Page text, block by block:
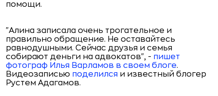
помощи.
"Алина записала очень трогательное и
правильно обращение. Не оставайтесь
равнодушными. Сейчас друзья и семья
собирают деньги на адвокатов", - пишет
фотограф Илья Варламов в своем блоге.
Видеозаписью поделился и известный блогер
Рустем Адагамов.